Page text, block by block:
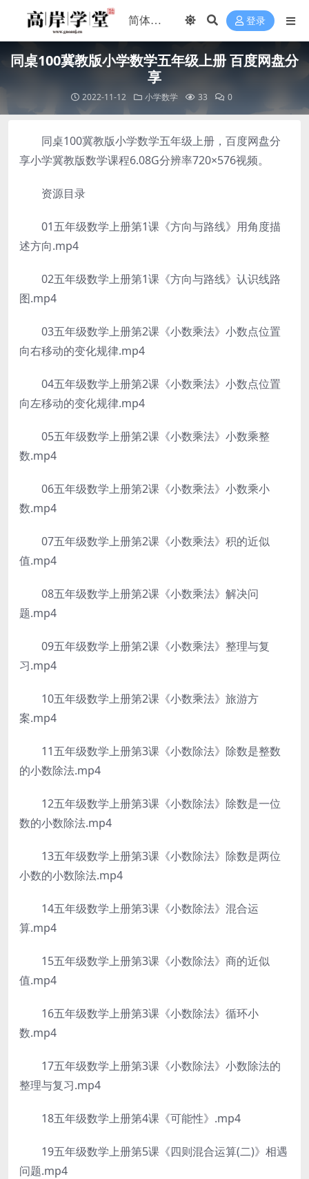
登录
同桌100冀教版小学数学五年级上册 百度网盘分
享
2022-11-12 小学数学 33 0
同桌100冀教版小学数学五年级上册，百度网盘分
享小学冀教版数学课程6.08G分辨率720×576视频。
资源目录
01五年级数学上册第1课《方向与路线》用角度描
述方向.mp4
02五年级数学上册第1课《方向与路线》认识线路
图.mp4
03五年级数学上册第2课《小数乘法》小数点位置
向右移动的变化规律.mp4
04五年级数学上册第2课《小数乘法》小数点位置
向左移动的变化规律.mp4
05五年级数学上册第2课《小数乘法》小数乘整
数.mp4
06五年级数学上册第2课《小数乘法》小数乘小
数.mp4
07五年级数学上册第2课《小数乘法》积的近似
值.mp4
08五年级数学上册第2课《小数乘法》解决问
题.mp4
09五年级数学上册第2课《小数乘法》整理与复
习.mp4
10五年级数学上册第2课《小数乘法》旅游方
案.mp4
11五年级数学上册第3课《小数除法》除数是整数
的小数除法.mp4
12五年级数学上册第3课《小数除法》除数是一位
数的小数除法.mp4
13五年级数学上册第3课《小数除法》除数是两位
小数的小数除法.mp4
14五年级数学上册第3课《小数除法》混合运
算.mp4
15五年级数学上册第3课《小数除法》商的近似
值.mp4
16五年级数学上册第3课《小数除法》循环小
数.mp4
17五年级数学上册第3课《小数除法》小数除法的
整理与复习.mp4
18五年级数学上册第4课《可能性》.mp4
19五年级数学上册第5课《四则混合运算(二)》相遇
问题.mp4